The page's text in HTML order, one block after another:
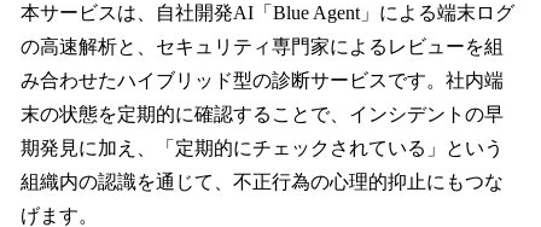
本サービスは、自社開発AI「Blue Agent」による端末ログ
の高速解析と、セキュリティ専門家によるレビューを組
み合わせたハイブリッド型の診断サービスです。社内端
末の状態を定期的に確認することで、インシデントの早
期発見に加え、「定期的にチェックされている」という
組織内の認識を通じて、不正行為の心理的抑止にもつな
げます。